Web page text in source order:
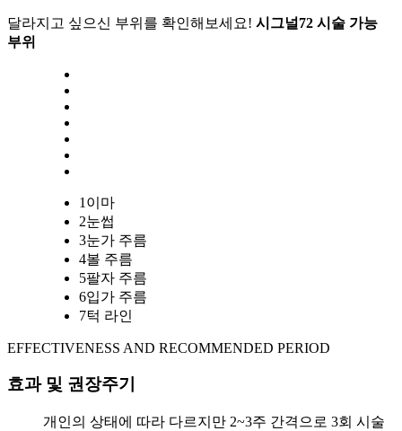
달라지고 싶으신 부위를 확인해보세요! 시그널72 시술 가능
부위
1 이마
2눈썹
3눈가 주름
4볼 주름
5팔자 주름
6입가 주름
7턱 라인
EFFECTIVENESS AND RECOMMENDED PERIOD
효과 및 권장주기
개인의 상태에 따라 다르지만 2~3주 간격으로 3회 시술